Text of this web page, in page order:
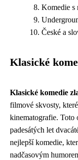
Komedie s
České a
Klasické
Klasické komedie
filmové skvosty,
kinematografie. Toto
padesátých let
nejlepší komedie,
nadčasovým